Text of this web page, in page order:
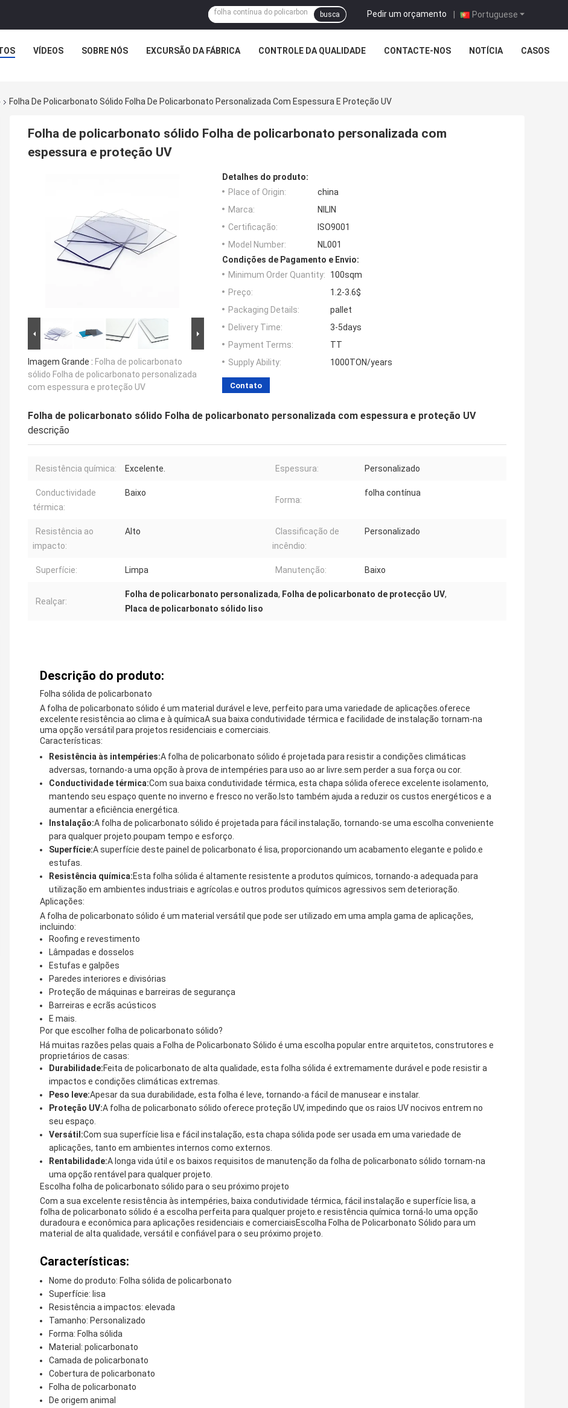
Portuguese
Pedir um orçamento |
busca
VÍDEOS SOBRE NÓS EXCURSÃO DA FÁBRICA CONTROLE DA QUALIDADE CONTACTE-NOS NOTÍCIA CASOS
Folha De Policarbonato Sólido Folha De Policarbonato Personalizada Com Espessura E Proteção UV
Folha de policarbonato sólido Folha de policarbonato personalizada com
espessura e proteção UV
Imagem Grande : Folha de policarbonato
sólido Folha de policarbonato personalizada
com espessura e proteção UV
Detalhes do produto:
Place of Origin:
china
Marca:
NILIN
Certificação:
ISO9001
Model Number:
NL001
Condições de Pagamento e Envio:
Minimum Order Quantity:
100sqm
Preço:
1.2-3.6$
Packaging Details:
pallet
Delivery Time:
3-5days
Payment Terms:
TT
Supply Ability:
1000TON/years
Contato
Folha de policarbonato sólido Folha de policarbonato personalizada com espessura e proteção UV
descrição
Resistência química: Excelente. Espessura: Personalizado
Conductividade
térmica:
Baixo
Forma:
folha contínua
Resistência ao
impacto:
Alto
Classificação de
incêndio:
Personalizado
Superfície: Limpa Manutenção: Baixo
Realçar:
Folha de policarbonato personalizada, Folha de policarbonato de protecção UV,
Placa de policarbonato sólido liso
Descrição do produto:
Folha sólida de policarbonato
A folha de policarbonato sólido é um material durável e leve, perfeito para uma variedade de aplicações.oferece
excelente resistência ao clima e à químicaA sua baixa condutividade térmica e facilidade de instalação tornam-na
uma opção versátil para projetos residenciais e comerciais.
Características:
Resistência às intempéries:A folha de policarbonato sólido é projetada para resistir a condições climáticas
adversas, tornando-a uma opção à prova de intempéries para uso ao ar livre.sem perder a sua força ou cor.
Conductividade térmica:Com sua baixa condutividade térmica, esta chapa sólida oferece excelente isolamento,
mantendo seu espaço quente no inverno e fresco no verão.Isto também ajuda a reduzir os custos energéticos e a
aumentar a eficiência energética.
Instalação:A folha de policarbonato sólido é projetada para fácil instalação, tornando-se uma escolha conveniente
para qualquer projeto.poupam tempo e esforço.
Superfície:A superfície deste painel de policarbonato é lisa, proporcionando um acabamento elegante e polido.e
estufas.
Resistência química:Esta folha sólida é altamente resistente a produtos químicos, tornando-a adequada para
utilização em ambientes industriais e agrícolas.e outros produtos químicos agressivos sem deterioração.
Aplicações:
A folha de policarbonato sólido é um material versátil que pode ser utilizado em uma ampla gama de aplicações,
incluindo:
Roofing e revestimento
Lâmpadas e dosselos
Estufas e galpões
Paredes interiores e divisórias
Proteção de máquinas e barreiras de segurança
Barreiras e ecrãs acústicos
E mais.
Por que escolher folha de policarbonato sólido?
Há muitas razões pelas quais a Folha de Policarbonato Sólido é uma escolha popular entre arquitetos, construtores e
proprietários de casas:
Durabilidade:Feita de policarbonato de alta qualidade, esta folha sólida é extremamente durável e pode resistir a
impactos e condições climáticas extremas.
Peso leve:Apesar da sua durabilidade, esta folha é leve, tornando-a fácil de manusear e instalar.
Proteção UV:A folha de policarbonato sólido oferece proteção UV, impedindo que os raios UV nocivos entrem no
seu espaço.
Versátil:Com sua superfície lisa e fácil instalação, esta chapa sólida pode ser usada em uma variedade de
aplicações, tanto em ambientes internos como externos.
Rentabilidade:A longa vida útil e os baixos requisitos de manutenção da folha de policarbonato sólido tornam-na
uma opção rentável para qualquer projeto.
Escolha folha de policarbonato sólido para o seu próximo projeto
Com a sua excelente resistência às intempéries, baixa condutividade térmica, fácil instalação e superfície lisa, a
folha de policarbonato sólido é a escolha perfeita para qualquer projeto.e resistência química torná-lo uma opção
duradoura e econômica para aplicações residenciais e comerciaisEscolha Folha de Policarbonato Sólido para um
material de alta qualidade, versátil e confiável para o seu próximo projeto.
Características:
Nome do produto: Folha sólida de policarbonato
Superfície: lisa
Resistência a impactos: elevada
Tamanho: Personalizado
Forma: Folha sólida
Material: policarbonato
Camada de policarbonato
Cobertura de policarbonato
Folha de policarbonato
De origem animal